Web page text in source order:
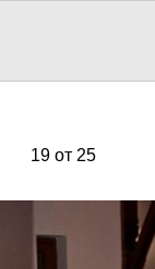
19 от 25